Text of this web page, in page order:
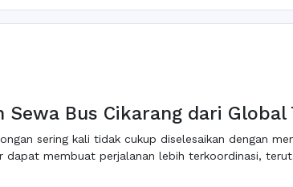
Sewa Bus Cikarang dari
sering kali tidak cukup diselesaikan dengan
dapat membuat perjalanan lebih terkoordinasi,